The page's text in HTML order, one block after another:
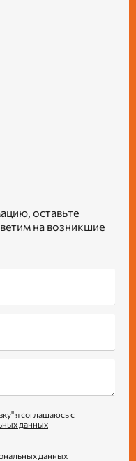
оставьте
на возникшие
я соглашаюсь с
данных
данных